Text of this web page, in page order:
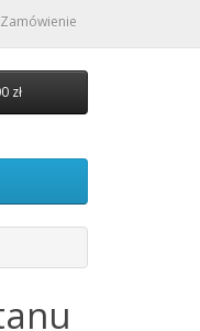
Zamówienie
zł